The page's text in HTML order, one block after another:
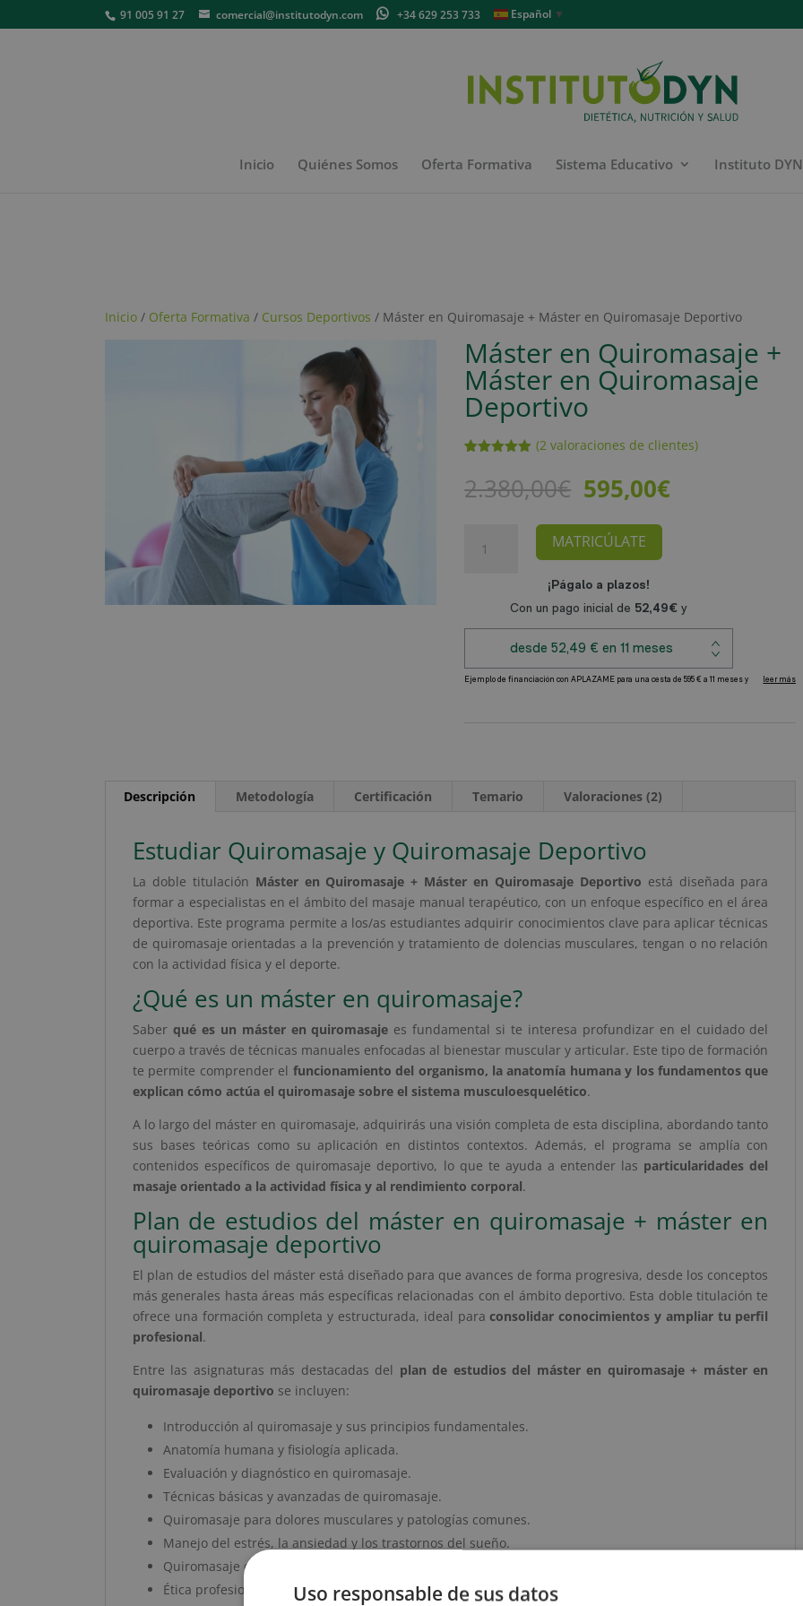
91 005 91 27 comercial@institutodyn.com +34 629 253 733 Español ▼
Inicio Quiénes Somos Oferta Formativa Sistema Educativo Instituto
Inicio / Oferta Formativa / Cursos Deportivos / Máster en Quiromasaje + Máster en Quiromasaje Deportivo
Máster en Quiromasaje +
Máster en Quiromasaje
Deportivo
5 en base
(2valoraciones de clientes)
2.380,00€ El
precio
original
era:
2.380,00€.
595,00€El
Quiromasaje
Deportivo
MATRICÚLATE
i
v
e
:
Descripción Metodología Certificación Temario Valoraciones (2)
Estudiar Quiromasaje y Quiromasaje Deportivo
La doble titulación Máster en Quiromasaje + Máster en Quiromasaje Deportivo está diseñada para
formar a especialistas en el ámbito del masaje manual terapéutico, con un enfoque específico en el área
deportiva. Este programa permite a los/as estudiantes adquirir conocimientos clave para aplicar técnicas
de quiromasaje orientadas a la prevención y tratamiento de dolencias musculares, tengan o no relación
con la actividad física y el deporte.
¿Qué es un máster en quiromasaje?
Saber qué es un máster en quiromasaje es fundamental si te interesa profundizar en el cuidado del
cuerpo a través de técnicas manuales enfocadas al bienestar muscular y articular. Este tipo de formación
te permite comprender el funcionamiento del organismo, la anatomía humana y los fundamentos que
explican cómo actúa el quiromasaje sobre el sistema musculoesquelético.
A lo largo del máster en quiromasaje, adquirirás una visión completa de esta disciplina, abordando tanto
sus bases teóricas como su aplicación en distintos contextos. Además, el programa se amplía con
contenidos específicos de quiromasaje deportivo, lo que te ayuda a entender las particularidades del
masaje orientado a la actividad física y al rendimiento corporal.
Plan de estudios del máster en quiromasaje + máster en
quiromasaje deportivo
El plan de estudios del máster está diseñado para que avances de forma progresiva, desde los conceptos
más generales hasta áreas más específicas relacionadas con el ámbito deportivo. Esta doble titulación te
ofrece una formación completa y estructurada, ideal paraconsolidar conocimientos y ampliar tu perfil
profesional.
Entre las asignaturas más destacadas del plan de estudios del máster en quiromasaje + máster en
quiromasaje deportivo se incluyen:
Introducción al quiromasaje y sus principios fundamentales.
Anatomía humana y fisiología aplicada.
Evaluación y diagnóstico en quiromasaje.
Técnicas básicas y avanzadas de quiromasaje.
Quiromasaje para dolores musculares y patologías comunes.
Manejo del estrés, la ansiedad y los trastornos del sueño.
Quiromasaje deportivo y prevención de lesiones.
Ética profesional y autocuidado del quiromasajista.
Uso responsable de sus datos